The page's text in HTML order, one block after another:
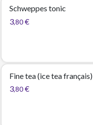
Schweppes tonic
3,80 €
Fine tea (ice tea français)
3,80 €